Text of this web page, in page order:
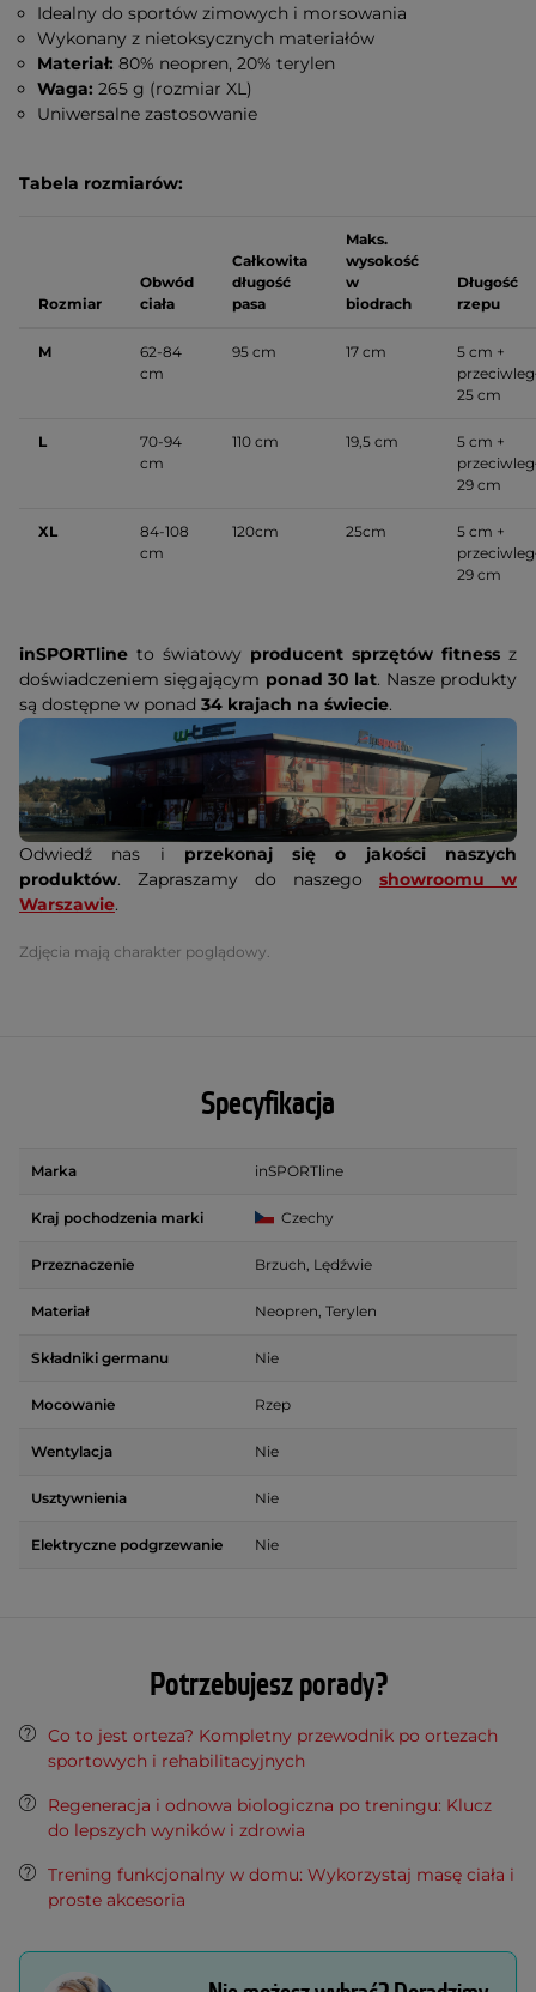
Idealny do sportów zimowych i morsowania
Wykonany z nietoksycznych materiałów
Materiał: 80% neopren, 20% terylen
Waga: 265 g (rozmiar XL)
Uniwersalne zastosowanie
Tabela rozmiarów:
Rozmiar
Obwód
ciała
Całkowita
długość
pasa
Maks.
wysokość
w
biodrach
Długość
rzepu
M
62-84
cm
95 cm 17 cm
5 cm +
25 cm
L
70-94
cm
110 cm 19,5 cm
5 cm +
29 cm
XL
84-108
cm
120cm 25cm
5 cm +
29 cm
inSPORTline to światowy producent sprzętów fitness z
doświadczeniem sięgającym ponad 30 lat. Nasze produkty
są dostępne w ponad 34 krajach na świecie.
Odwiedź nas i przekonaj się o jakości naszych
produktów. Zapraszamy do naszego showroomu w
Warszawie.
Zdjęcia mają charakter poglądowy.
Specyfikacja
Marka inSPORTline
Kraj pochodzenia marki Czechy
Przeznaczenie Brzuch, Lędźwie
Materiał Neopren, Terylen
Składniki germanu Nie
Mocowanie Rzep
Wentylacja Nie
Usztywnienia Nie
Elektryczne podgrzewanie Nie
Potrzebujesz porady?
Co to jest orteza? Kompletny przewodnik po ortezach
sportowych i rehabilitacyjnych
Regeneracja i odnowa biologiczna po treningu: Klucz
do lepszych wyników i zdrowia
Trening funkcjonalny w domu: Wykorzystaj masę ciała i
proste akcesoria